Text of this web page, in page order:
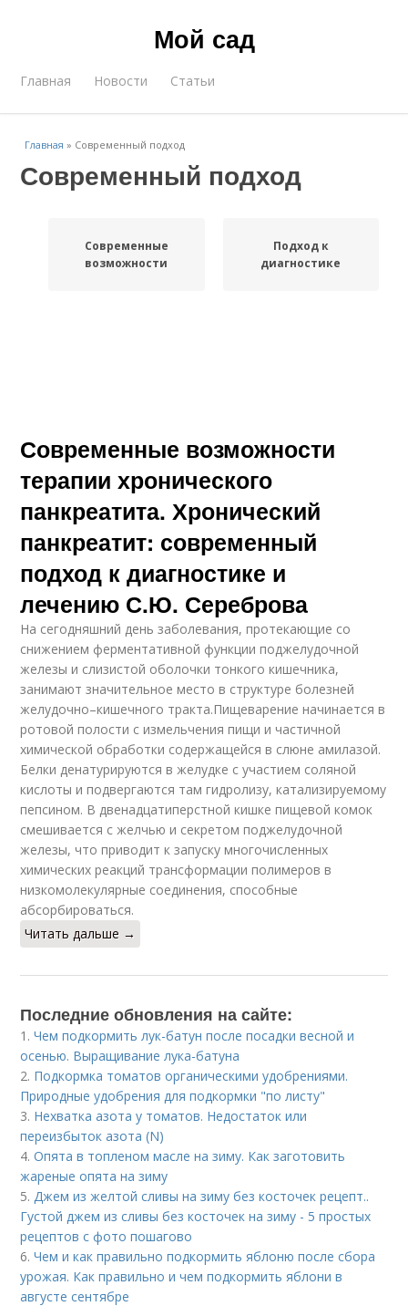
Мой сад
Главная Новости Статьи
Главная » Современный подход
Современный подход
Современные
возможности
Подход к
диагностике
Современные возможности
терапии хронического
панкреатита. Хронический
панкреатит: современный
подход к диагностике и
лечению С.Ю. Сереброва
На сегодняшний день заболевания, протекающие со
снижением ферментативной функции поджелудочной
железы и слизистой оболочки тонкого кишечника,
занимают значительное место в структуре болезней
желудочно–кишечного тракта.Пищеварение начинается в
ротовой полости с измельчения пищи и частичной
химической обработки содержащейся в слюне амилазой.
Белки денатурируются в желудке с участием соляной
кислоты и подвергаются там гидролизу, катализируемому
пепсином. В двенадцатиперстной кишке пищевой комок
смешивается с желчью и секретом поджелудочной
железы, что приводит к запуску многочисленных
химических реакций трансформации полимеров в
низкомолекулярные соединения, способные
абсорбироваться.
Читать дальше →
Последние обновления на сайте:
1.Чем подкормить лук-батун после посадки весной и
осенью. Выращивание лука-батуна
2. Подкормка томатов органическими удобрениями.
Природные удобрения для подкормки "по листу"
3. Нехватка азота у томатов. Недостаток или
переизбыток азота (N)
4.Опята в топленом масле на зиму. Как заготовить
жареные опята на зиму
5.Джем из желтой сливы на зиму без косточек рецепт..
Густой джем из сливы без косточек на зиму - 5 простых
рецептов с фото пошагово
6.Чем и как правильно подкормить яблоню после сбора
урожая. Как правильно и чем подкормить яблони в
августе сентябре